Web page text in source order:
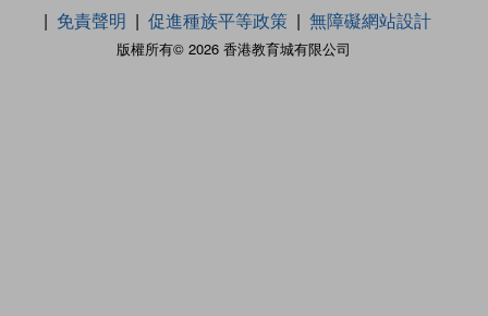
版權所有© 2026 香港教育城有限公司
免責聲明
促進種族平等政策 無障礙網站設計